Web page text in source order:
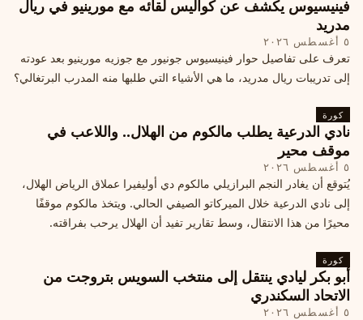
فينيسيوس يكشف عن كواليس لقائه مع مورينيو في ريال
مدريد
٥ أغسطس ٢٠٢٦
تعرف على تفاصيل حوار فينيسيوس جونيور مع جوزيه مورينيو بعد عودته
إلى تدريبات ريال مدريد، ما هي الأشياء التي طلبها منه المدرب البرتغالي؟
كورة
نادي الدرعية يطلب مالكوم من الهلال.. واللاعب في
موقف محير
٥ أغسطس ٢٠٢٦
يُتوقع أن يغادر النجم البرازيلي مالكوم دي أوليفيرا عملاق الرياض الهلال،
إلى نادي الدرعية خلال الميركاتو الصيفي الحالي. ويتخذ مالكوم موقفًا
محيرًا من هذا الانتقال، وسط تقارير تفيد أن الهلال يرحب بفراقته.
كورة
أبو بكر ليادي ينتقل إلى منتخب السويس بتروجت من
الاتحاد السكندري
٥ أغسطس ٢٠٢٦